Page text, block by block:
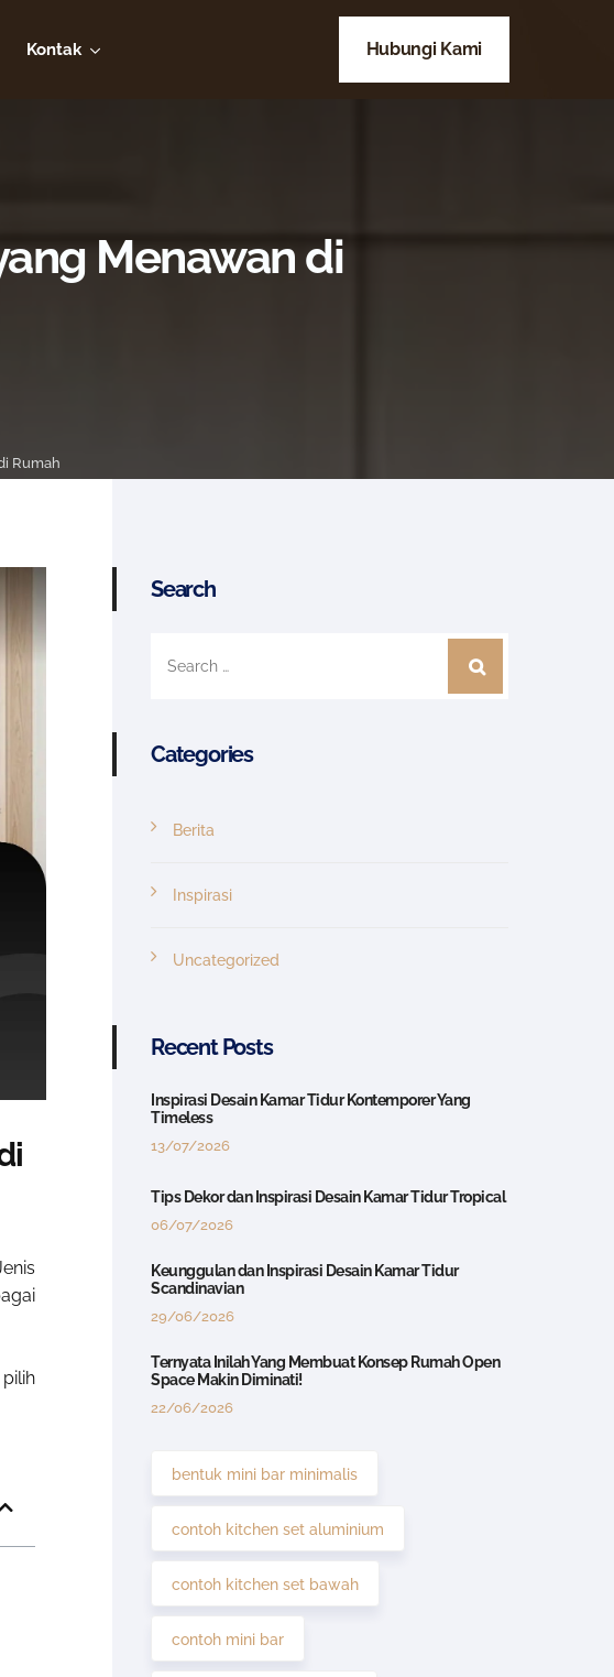
Kontak Hubungi Kami
Menawan di
Rumah
Search
Categories
Berita
Inspirasi
Uncategorized
Recent Posts
Inspirasi Desain Kamar Tidur Kontemporer Yang
Timeless
13/07/2026
Tips Dekor dan Inspirasi Desain Kamar Tidur Tropical
06/07/2026
Keunggulan dan Inspirasi Desain Kamar Tidur
Scandinavian
29/06/2026
Ternyata Inilah Yang Membuat Konsep Rumah Open
Space Makin Diminati!
22/06/2026
bentuk mini bar minimalis
contoh kitchen set aluminium
contoh kitchen set bawah
contoh mini bar